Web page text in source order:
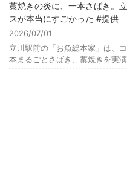
藁焼きの炎に、一本さばき。
スが本当にすごかった #提供
2026/07/01
立川駅前の「お魚総本家」は、
本まるごとさばき、藁焼きを実